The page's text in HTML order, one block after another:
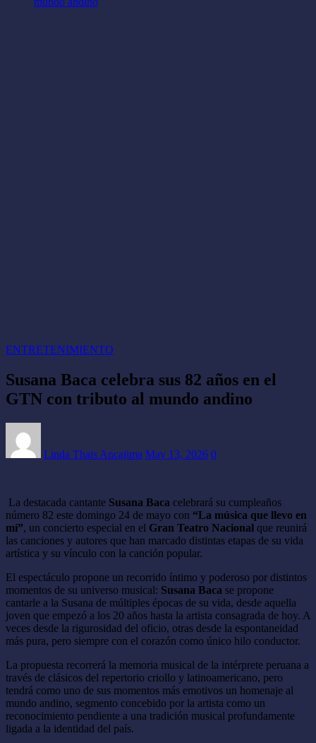
ENTRETENIMIENTO
Susana Baca celebra sus 82 años en el
GTN con tributo al mundo andino
Linda Thais Ancajima May 13, 2026 0
La destacada cantante Susana Baca celebrará su cumpleaños
número 82 este domingo 24 de mayo con “La música que llevo en
mí”, un concierto especial en el Gran Teatro Nacional que reunirá
las canciones y autores que han marcado distintas etapas de su vida
artística y su vínculo con la canción popular.
El espectáculo propone un recorrido íntimo y poderoso por distintos
momentos de su universo musical: Susana Baca se propone
cantarle a la Susana de múltiples épocas de su vida, desde aquella
joven que empezó a los 20 años hasta la artista consagrada de hoy. A
veces desde la rigurosidad del oficio, otras desde la espontaneidad
más pura, pero siempre con el corazón como único hilo conductor.
La propuesta recorrerá la memoria musical de la intérprete peruana a
través de clásicos del repertorio criollo y latinoamericano, pero
tendrá como uno de sus momentos más emotivos un homenaje al
mundo andino, segmento concebido por la artista como un
reconocimiento pendiente a una tradición musical profundamente
ligada a la identidad del país.